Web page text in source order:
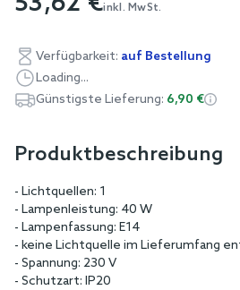
the
gallery
inkl. MwSt.
Verfügbarkeit: auf Bestellung
Loading...
Günstigste Lieferung: 6,90 €
Produktbeschreibung
- Lichtquellen: 1
- Lampenleistung: 40 W
- Lampenfassung: E14
- keine Lichtquelle im Lieferumfang
- Spannung: 230 V
- Schutzart: IP20